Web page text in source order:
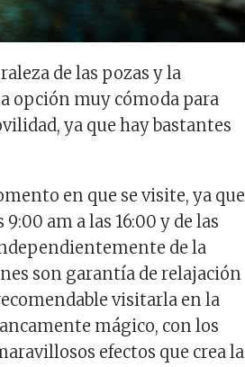
de las pozas y la
opción muy cómoda para
ya que hay bastantes
en que se visite, ya que
am a las 16:00 y de las
de la
son garantía de relajación
visitarla en la
mágico, con los
efectos que crea la